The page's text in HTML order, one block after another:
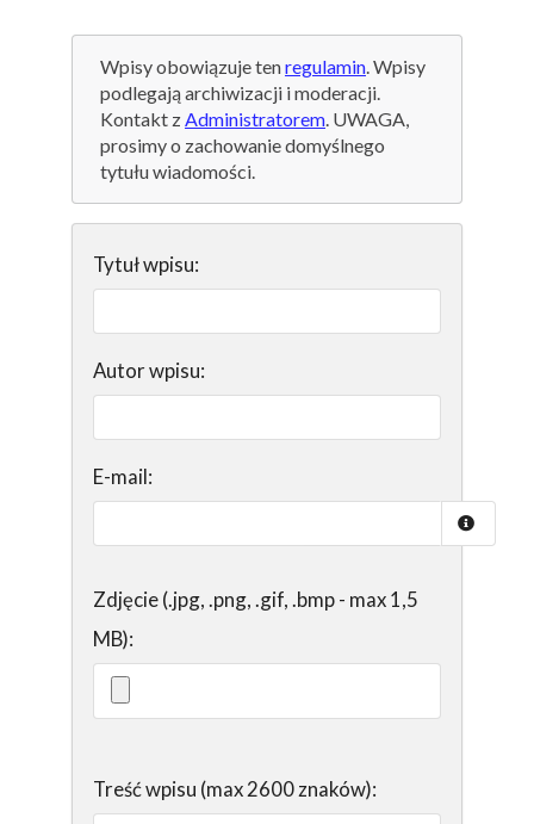
Wpisy obowiązuje tenregulamin. Wpisy
podlegają archiwizacji i moderacji.
Kontakt zAdministratorem. UWAGA,
prosimy o zachowanie domyślnego
tytułu wiadomości.
Tytuł wpisu:
Autor wpisu:
E-mail:
Zdjęcie (.jpg, .png, .gif, .bmp - max 1,5
MB):
Treść wpisu (max 2600 znaków):